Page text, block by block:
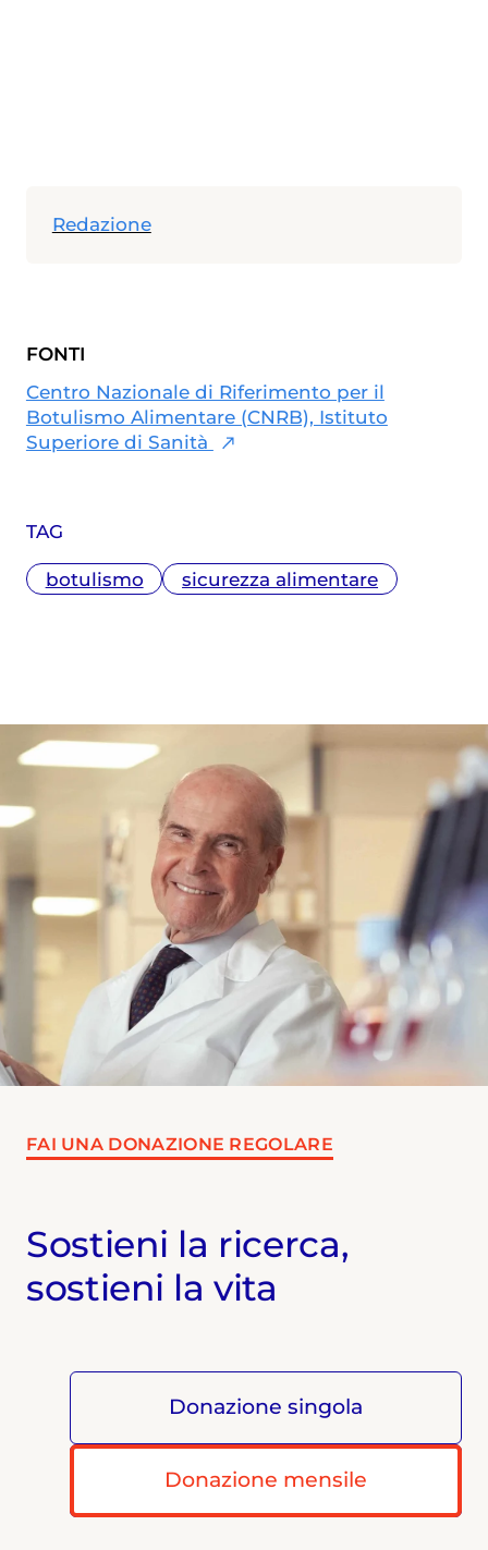
TAG
botulismo sicurezza alimentare
Redazione
FONTI
Centro Nazionale di Riferimento per il
Botulismo Alimentare (CNRB), Istituto
Superiore di Sanità
FAI UNA DONAZIONE REGOLARE
Sostieni la ricerca,
sostieni la vita
Donazione singola
Donazione mensile